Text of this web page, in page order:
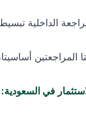
الداخلية
المراجعتين
في السعودية: